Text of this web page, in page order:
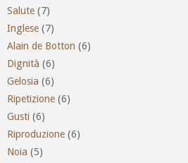
Salute (7)
Inglese (7)
Alain de Botton (6)
Dignità (6)
Gelosia (6)
Ripetizione (6)
Gusti (6)
Riproduzione (6)
Noia (5)